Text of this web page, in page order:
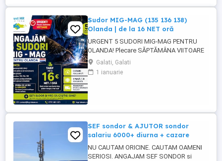
Sudor MIG-MAG (135 136 138)
Olanda | de la 16 NET oră
URGENT 5 SUDORI MIG-MAG PENTRU
OLANDA! Plecare SĂPTĂMÂNA VIITOARE
Tarif de la 16 NET oră și poate crește în
funcție de proba de lucru! Căutăm sudori
MIG-MAG cu experiență, pregătiți pentru
Galati, Galati
1 ianuarie
SEF sondor & AJUTOR sondor
salariu 6000+ diurna + cazare
NU CAUTAM ORICINE. CAUTAM OAMENI
SERIOSI. ANGAJAM SEF SONDOR si